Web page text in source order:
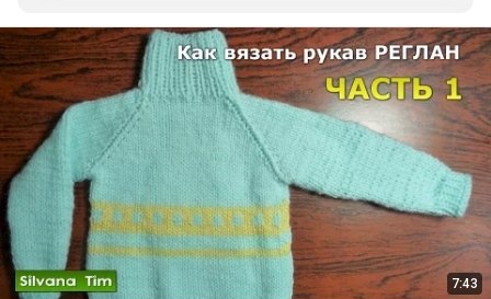
7:43